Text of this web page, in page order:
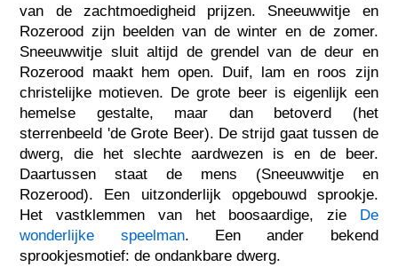
van de zachtmoedigheid prijzen. Sneeuwwitje en
Rozerood zijn beelden van de winter en de zomer.
Sneeuwwitje sluit altijd de grendel van de deur en
Rozerood maakt hem open. Duif, lam en roos zijn
christelijke motieven. De grote beer is eigenlijk een
hemelse gestalte, maar dan betoverd (het
sterrenbeeld 'de Grote Beer). De strijd gaat tussen de
dwerg, die het slechte aardwezen is en de beer.
Daartussen staat de mens (Sneeuwwitje en
Rozerood). Een uitzonderlijk opgebouwd sprookje.
Het vastklemmen van het boosaardige, zie De
wonderlijke speelman. Een ander bekend
sprookjesmotief: de ondankbare dwerg.